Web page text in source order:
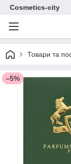
Cosmetics-city
Товари та
–5%